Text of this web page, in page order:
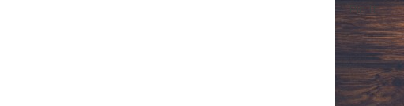
Pin It